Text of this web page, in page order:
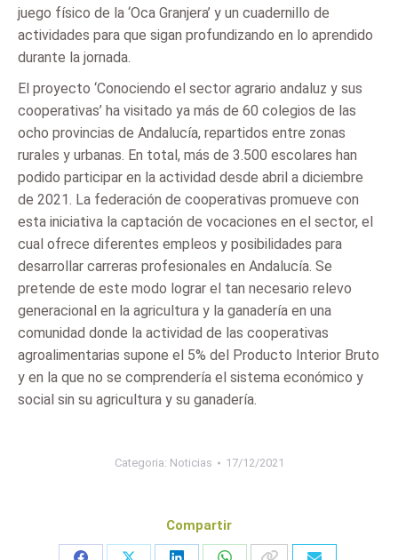
juego físico de la ‘Oca Granjera’ y un cuadernillo de
actividades para que sigan profundizando en lo aprendido
durante la jornada.
El proyecto ‘Conociendo el sector agrario andaluz y sus
cooperativas’ ha visitado ya más de 60 colegios de las
ocho provincias de Andalucía, repartidos entre zonas
rurales y urbanas. En total, más de 3.500 escolares han
podido participar en la actividad desde abril a diciembre
de 2021. La federación de cooperativas promueve con
esta iniciativa la captación de vocaciones en el sector, el
cual ofrece diferentes empleos y posibilidades para
desarrollar carreras profesionales en Andalucía. Se
pretende de este modo lograr el tan necesario relevo
generacional en la agricultura y la ganadería en una
comunidad donde la actividad de las cooperativas
agroalimentarias supone el 5% del Producto Interior Bruto
y en la que no se comprendería el sistema económico y
social sin su agricultura y su ganadería.
Categoria: Noticias 17/12/2021
Compartir